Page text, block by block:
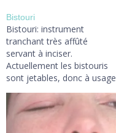
Bistouri
Bistouri: instrument
tranchant très affûté
servant à inciser.
Actuellement les bistouris
sont jetables, donc à usage
unique. Les lames les plus
couramment utilisées en
chirurgie dentaire sont les
n° 11, 12, et 15. ICI